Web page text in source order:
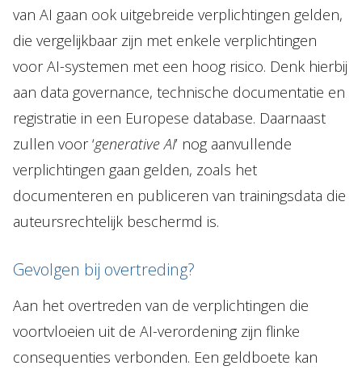
van AI gaan ook uitgebreide verplichtingen gelden,
die vergelijkbaar zijn met enkele verplichtingen
voor AI-systemen met een hoog risico. Denk hierbij
aan data governance, technische documentatie en
registratie in een Europese database. Daarnaast
zullen voor ‘generative AI’ nog aanvullende
verplichtingen gaan gelden, zoals het
documenteren en publiceren van trainingsdata die
auteursrechtelijk beschermd is.
Gevolgen bij overtreding?
Aan het overtreden van de verplichtingen die
voortvloeien uit de AI-verordening zijn flinke
consequenties verbonden. Een geldboete kan